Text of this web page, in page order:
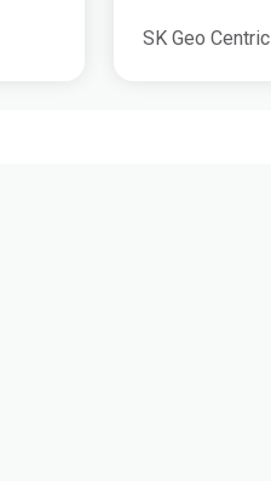
SK Geo Centric